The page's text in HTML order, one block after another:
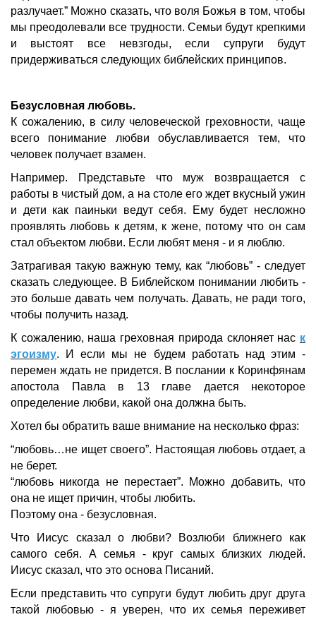
разлучает.” Можно сказать, что воля Божья в том, чтобы
мы преодолевали все трудности. Семьи будут крепкими
и выстоят все невзгоды, если супруги будут
придерживаться следующих библейских принципов.
Безусловная любовь.
К сожалению, в силу человеческой греховности, чаще
всего понимание любви обуславливается тем, что
человек получает взамен.
Например. Представьте что муж возвращается с
работы в чистый дом, а на столе его ждет вкусный ужин
и дети как паиньки ведут себя.
Ему будет несложно
проявлять любовь к детям, к жене, потому что он сам
стал объектом любви. Если любят меня - и я люблю.
Затрагивая такую важную тему, как “любовь” - следует
сказать следующее. В Библейском понимании любить -
это больше давать чем получать. Давать, не ради того,
чтобы получить назад.
К сожалению, наша греховная природа склоняет нас к
эгоизму. И если мы не будем работать над этим -
перемен ждать не придется. В послании к Коринфянам
апостола Павла в 13 главе дается некоторое
определение любви, какой она должна быть.
Хотел бы обратить ваше внимание на несколько фраз:
“любовь…не ищет своего”. Настоящая любовь отдает, а
не берет.
“любовь никогда не перестает”. Можно добавить, что
она не ищет причин, чтобы любить.
Поэтому она - безусловная.
Что Иисус сказал о любви? Возлюби ближнего как
самого себя. А семья - круг самых близких людей.
Иисус сказал, что это основа Писаний.
Если представить что супруги будут любить друг друга
такой любовью - я уверен, что их семья переживет